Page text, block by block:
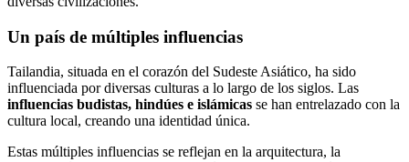
Un país de múltiples influencias
Tailandia, situada en el corazón del Sudeste Asiático, ha sido
influenciada por diversas culturas a lo largo de los siglos. Las
influencias budistas, hindúes e islámicas se han entrelazado con la
cultura local, creando una identidad única.
Estas múltiples influencias se reflejan en la arquitectura, la